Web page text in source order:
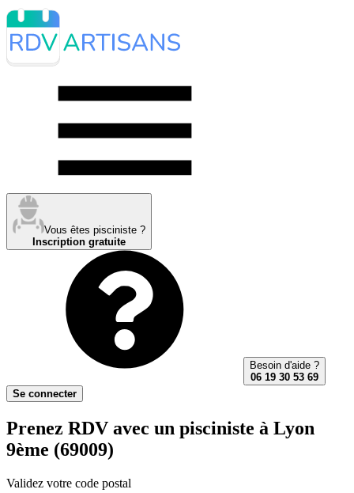
Vous êtes pisciniste ?
Inscription gratuite
Besoin d'aide ?
06 19 30 53 69
Se connecter
Prenez RDV avec un pisciniste à Lyon
9ème (69009)
Validez votre code postal